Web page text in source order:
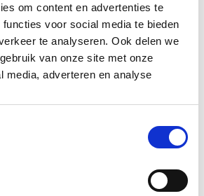
om content en advertenties te
voor social media te bieden
te analyseren. Ook delen we
van onze site met onze
media, adverteren en analyse
Duik dan eens
Start do 24 sep